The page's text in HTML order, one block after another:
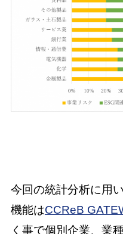
今回の統計分析に用
機能はCCReB
く事で個別企業、業